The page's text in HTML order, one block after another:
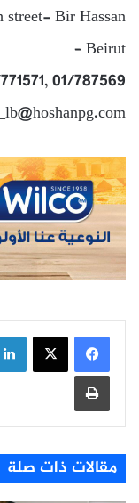
street- Bir Hassan
– Beirut
01/787569
طباعة
مقالات ذات صلة